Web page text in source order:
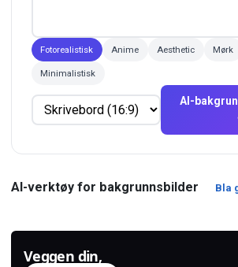
Fotorealistisk Anime Aesthetic Mørk
Minimalistisk
AI-
AI-verktøy for bakgrunnsbilder Bla
Gjør ethvert Wallpapers.com-
bakgrunnsbilde levende —
Veggen din,